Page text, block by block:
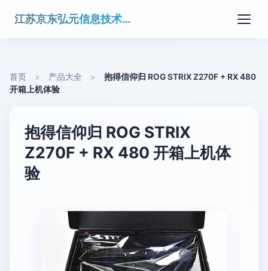
江苏京东弘元信息技术有限公司
首页 > 产品大全 >
抱得信仰归 ROG STRIX Z270F + RX 480
开箱上机体验
抱得信仰归 ROG STRIX
Z270F + RX 480 开箱上机体
验